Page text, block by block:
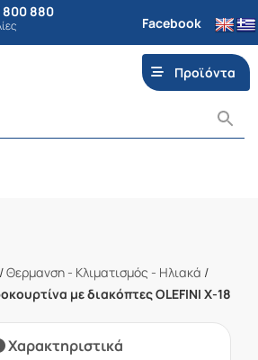
800 880
Facebook
Προϊόντα
/Θερμανση - Κλιματισμός - Ηλιακά /
με διακόπτες OLEFINI X-18
Χαρακτηριστικά